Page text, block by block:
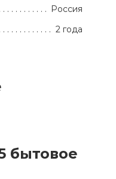
Россия
2 года
бытовое